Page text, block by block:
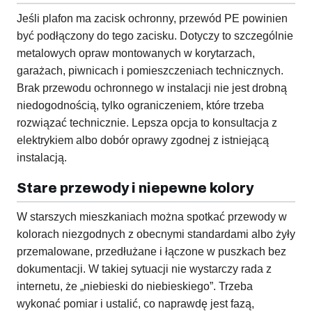
Jeśli plafon ma zacisk ochronny, przewód PE powinien
być podłączony do tego zacisku. Dotyczy to szczególnie
metalowych opraw montowanych w korytarzach,
garażach, piwnicach i pomieszczeniach technicznych.
Brak przewodu ochronnego w instalacji nie jest drobną
niedogodnością, tylko ograniczeniem, które trzeba
rozwiązać technicznie. Lepsza opcja to konsultacja z
elektrykiem albo dobór oprawy zgodnej z istniejącą
instalacją.
Stare przewody i niepewne kolory
W starszych mieszkaniach można spotkać przewody w
kolorach niezgodnych z obecnymi standardami albo żyły
przemalowane, przedłużane i łączone w puszkach bez
dokumentacji. W takiej sytuacji nie wystarczy rada z
internetu, że „niebieski do niebieskiego”. Trzeba
wykonać pomiar i ustalić, co naprawdę jest fazą,